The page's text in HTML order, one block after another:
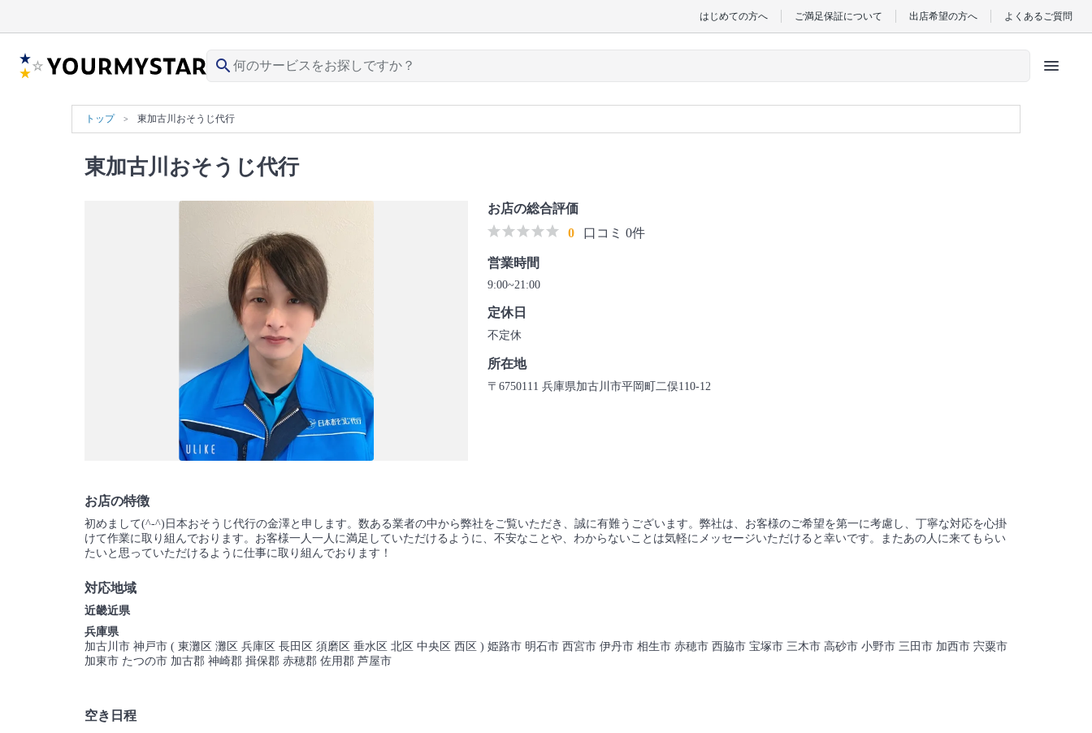
はじめての方へ ご満足保証について 出店希望の方へ よくあるご質問
search menu
トップ 東加古川おそうじ代行
東加古川おそうじ代行
お店の総合評価
0
口コミ 0件
営業時間
9:00~21:00
定休日
不定休
所在地
〒6750111 兵庫県加古川市平岡町二俣110-12
お店の特徴
初めまして(^-^)日本おそうじ代行の金澤と申します。数ある業者の中から弊社をご覧いただき、誠に有難うございます。弊社は、お客様のご希望を第一に考慮し、丁寧な対応を心掛
けて作業に取り組んでおります。お客様一人一人に満足していただけるように、不安なことや、わからないことは気軽にメッセージいただけると幸いです。またあの人に来てもらい
たいと思っていただけるように仕事に取り組んでおります！
対応地域
近畿近県
兵庫県
加古川市 神戸市 ( 東灘区 灘区 兵庫区 長田区 須磨区 垂水区 北区 中央区 西区 ) 姫路市 明石市 西宮市 伊丹市 相生市 赤穂市 西脇市 宝塚市 三木市 高砂市 小野市 三田市 加西市 宍粟市
加東市 たつの市 加古郡 神崎郡 揖保郡 赤穂郡 佐用郡 芦屋市
空き日程